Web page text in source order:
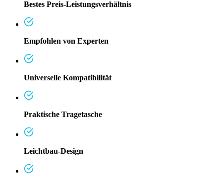
Bestes Preis-Leistungsverhältnis
Empfohlen von Experten
Universelle Kompatibilität
Praktische Tragetasche
Leichtbau-Design